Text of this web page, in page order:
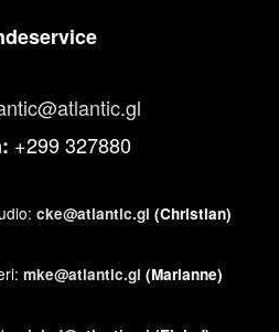
+299 327880
cke@atlantic.gl (Christian)
mke@atlantic.gl (Marianne)